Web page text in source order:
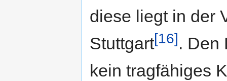
diese liegt in der
Stuttgart[16]. Den
kein tragfähiges